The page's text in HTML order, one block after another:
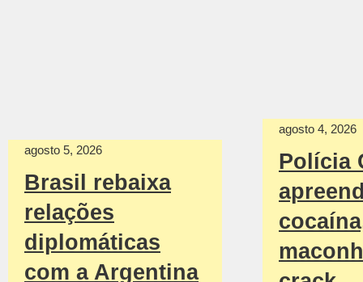
agosto 5, 2026
Brasil rebaixa
relações
diplomáticas
com a Argentina
agosto 4, 2026
Polícia